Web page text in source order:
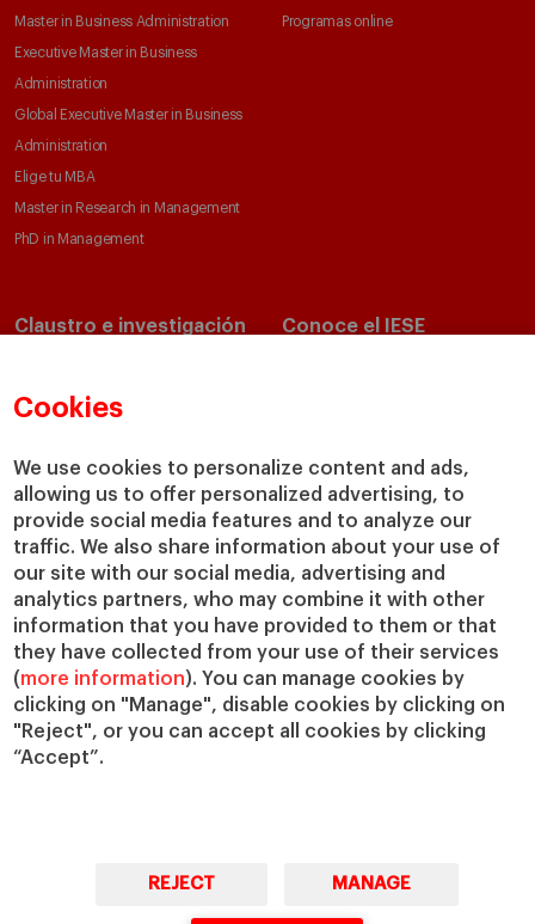
Cookies
We use cookies to personalize content and ads,
allowing us to offer personalized advertising, to
provide social media features and to analyze our
traffic. We also share information about your use of
our site with our social media, advertising and
analytics partners, who may combine it with other
information that you have provided to them or that
they have collected from your use of their services
(more information). You can manage cookies by
clicking on "Manage", disable cookies by clicking on
"Reject", or you can accept all cookies by clicking
“Accept”.
REJECT MANAGE
Master in Business Administration
Executive Master in Business
Administration
Global Executive Master in Business
Administration
Elige tu MBA
Master in Research in Management
PhD in Management
Programas online
Claustro e investigación
Departamentos académicos
Cátedras
IESE Insight
IESE Publishing
Conoce el IESE
Nuestro impacto
Colabora con el IESE
Servicios
Biblioteca
Canal de Compliance
Capellanía
IESE Shop
Jobs @IESE
Préstamos y becas